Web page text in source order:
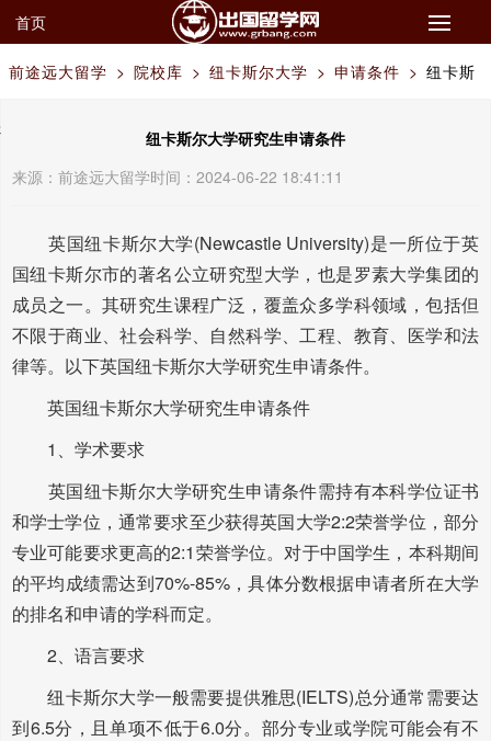
首页
前途远大留学 > 院校库 > 纽卡斯尔大学 > 申请条件 > 纽卡斯
尔大学研究生申请条件
纽卡斯尔大学研究生申请条件
来源： 前途远大留学时间：2024-06-22 18:41:11
英国纽卡斯尔大学(Newcastle University)是一所位于英
国纽卡斯尔市的著名公立研究型大学，也是罗素大学集团的
成员之一。其研究生课程广泛，覆盖众多学科领域，包括但
不限于商业、社会科学、自然科学、工程、教育、医学和法
律等。以下英国纽卡斯尔大学研究生申请条件。
英国纽卡斯尔大学研究生申请条件
1、学术要求
英国纽卡斯尔大学研究生申请条件需持有本科学位证书
和学士学位，通常要求至少获得英国大学2:2荣誉学位，部分
专业可能要求更高的2:1荣誉学位。对于中国学生，本科期间
的平均成绩需达到70%-85%，具体分数根据申请者所在大学
的排名和申请的学科而定。
2、语言要求
纽卡斯尔大学一般需要提供雅思(IELTS)总分通常需要达
到6.5分，且单项不低于6.0分。部分专业或学院可能会有不